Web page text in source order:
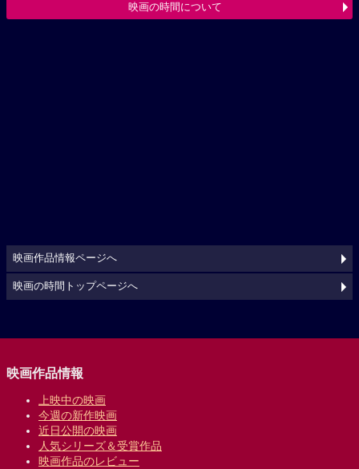
映画の時間について
映画作品情報ページへ
映画の時間トップページへ
映画作品情報
上映中の映画
今週の新作映画
近日公開の映画
人気シリーズ＆受賞作品
映画作品のレビュー